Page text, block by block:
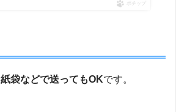
ポチップ
紙袋などで送ってもOKです。